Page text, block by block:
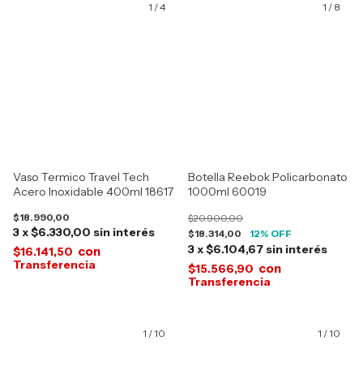
1 /4
Vaso Termico Travel Tech
Acero Inoxidable 400ml 18617
$18.990,00
3x$6.330,00 sin interés
$16.141,50 con
1 / 8
Botella Reebok Policarbonato
1000ml 60019
$18.314,00
$20.900,00
12% OFF
3x$6.104,67 sin interés
$15.566,90 con
1 /10 1 /10